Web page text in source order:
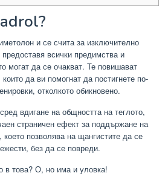
и се счита за изключително
всички предимства и
могат да се очакват. Те повишават
да ви помогнат да постигнете по-
отколкото обикновено.
вдигане на общността на теглото,
страничен ефект за поддържане на
което позволява на щангистите да се
без да се повреди.
това? О, но има и уловка!